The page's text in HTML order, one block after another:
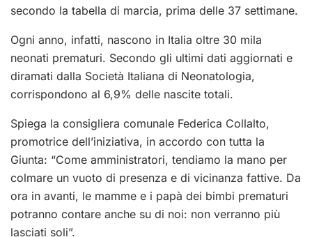
secondo la tabella di marcia, prima delle 37 settimane.
Ogni anno, infatti, nascono in Italia oltre 30 mila
neonati prematuri. Secondo gli ultimi dati aggiornati e
diramati dalla Società Italiana di Neonatologia,
corrispondono al 6,9% delle nascite totali.
Spiega la consigliera comunale Federica Collalto,
promotrice dell’iniziativa, in accordo con tutta la
Giunta: “Come amministratori, tendiamo la mano per
colmare un vuoto di presenza e di vicinanza fattive. Da
ora in avanti, le mamme e i papà dei bimbi prematuri
potranno contare anche su di noi: non verranno più
lasciati soli”.